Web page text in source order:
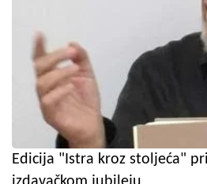
Edicija "Istra kroz stoljeća"